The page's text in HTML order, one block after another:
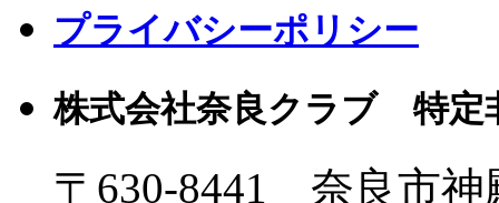
プライバシーポリシー
株式会社奈良クラブ 特定
〒630-8441 奈良市